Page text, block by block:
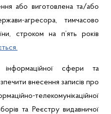
або виготовлената/або
агресора, тимчасово
, строком на п’ять
років
.
інформаційної сфери та
внесення записів про
телекомунікаційної
та Реєстру видавничої